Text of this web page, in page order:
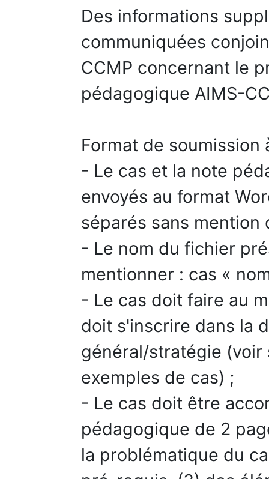
Des informations
communiquées
CCMP concernant le
pédagogique AIMS-
Format de soumission
- Le cas et la note
envoyés au format
séparés sans
- Le nom du fichier
mentionner : cas «
- Le cas doit faire au
doit s'inscrire dans la
général/stratégie (voir
exemples de cas) ;
- Le cas doit être
pédagogique de 2
la problématique du